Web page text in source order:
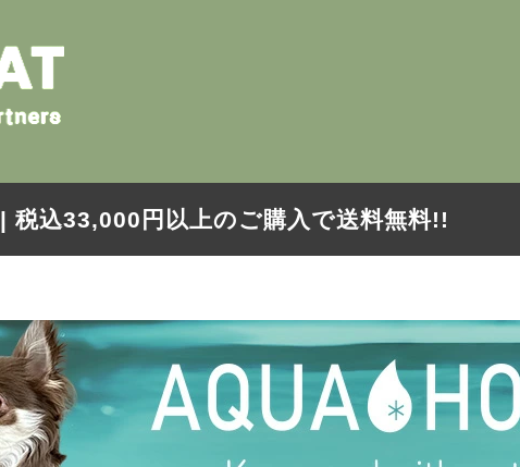
| 税込33,000円以上のご購入で送料無料!!